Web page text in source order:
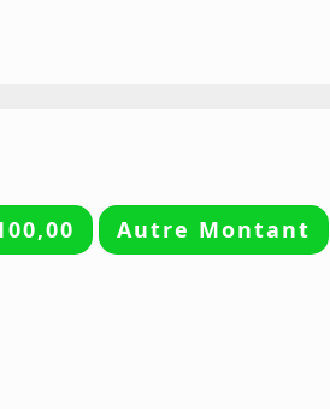
Autre Montant